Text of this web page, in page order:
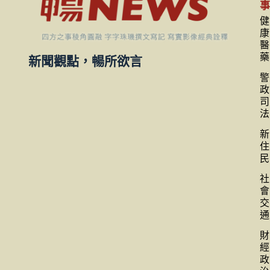
新聞觀點，暢所欲言
事
健
康
醫
藥
警
政
司
法
新
住
民
社
會
交
通
財
經
政